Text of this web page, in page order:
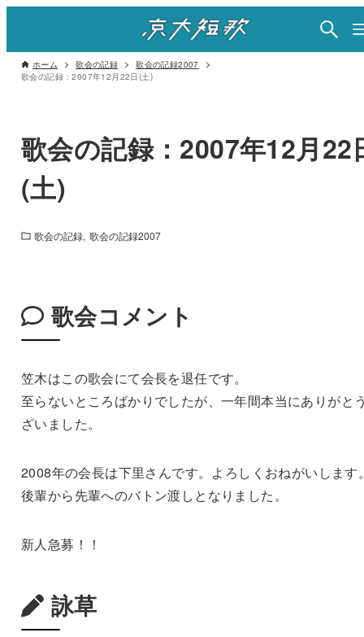
ホーム 歌会の記録
歌会の記録2007
歌会の記録：2007年12月22日(土)
歌会の記録：2007年12月22
(土)
歌会の記録 歌会の記録2007
歌会コメント
笠木はこの歌会にて会長を退任です。
至らないところばかりでしたが、一年間本当にありがと
ざいました。
2008年の会長は下里さんです。よろしくおねがいします
後輩から先輩へのバトン渡しとなりました。
新人急募！！
詠草